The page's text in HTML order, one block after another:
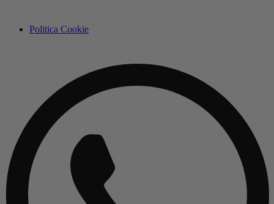
Politica Cookie